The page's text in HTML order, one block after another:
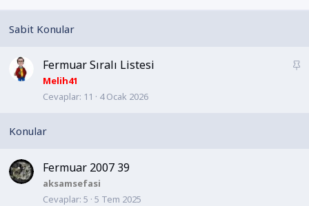
S
Fermuar Sıralı Listesi
Melih41
Cevaplar 11 4 Ocak 2026
Fermuar 2007 39
aksamsefasi
Cevaplar 5 5 Tem 2025